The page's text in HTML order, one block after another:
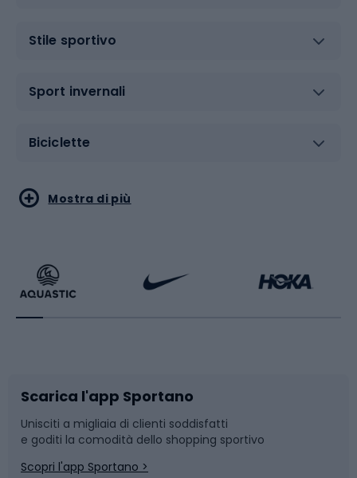
Stile sportivo
Sport invernali
Biciclette
Sport acquatici
Bikepacking
Bushcraft
Corsa
Sport di arti marziali
Sport con le racchette
Slitte e slittini
Snowboard
Mostra di più
Scarica l'app Sportano
Unisciti a migliaia di clienti soddisfatti
e goditi la comodità dello shopping sportivo
Scopri l'app Sportano >